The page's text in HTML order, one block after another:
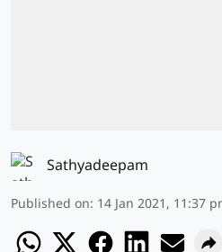
Sathyadeepam
Published on: 14 Jan 2021, 11:37